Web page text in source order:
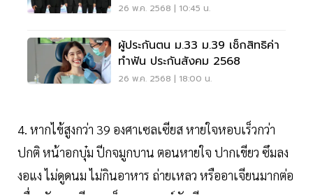
26 พ.ค. 2568 | 10:45 น.
ผู้ประกันตน ม.33 ม.39 เช็กสิทธิค่า
ทำฟัน ประกันสังคม 2568
26 พ.ค. 2568 | 18:00 น.
4. หากไข้สูงกว่า 39 องศาเซลเซียส หายใจหอบเร็วกว่า
ปกติ หน้าอกบุ๋ม ปีกจมูกบาน ตอนหายใจ ปากเขียว ซึมลง
งอแง ไม่ดูดนม ไม่กินอาหาร ถ่ายเหลว หรืออาเจียนมากต่อ